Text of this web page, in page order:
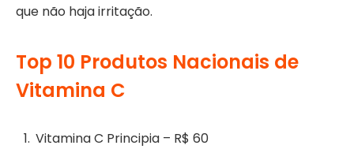
que não haja irritação.
Top 10 Produtos Nacionais de
Vitamina C
Vitamina C Principia – R$ 60